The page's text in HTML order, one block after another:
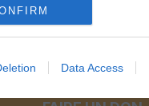
Data Access
LAISSER UN